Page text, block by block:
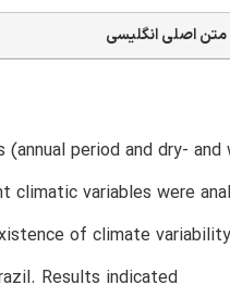
متن اصلی انگلیسی
(annual period and dry- and
climatic variables were
of climate
Results indicated